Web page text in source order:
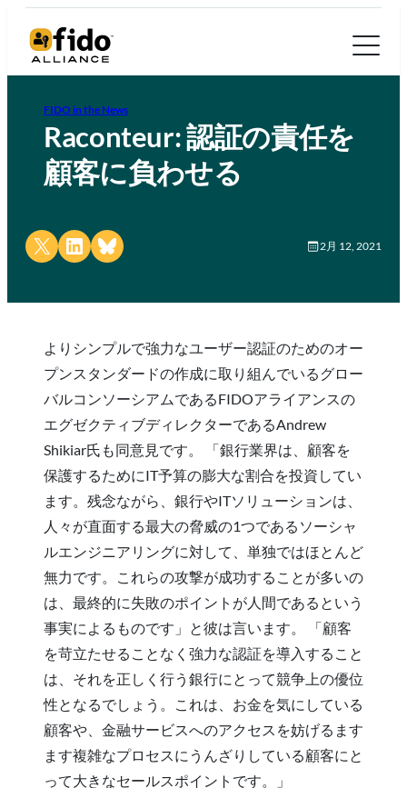
FIDO in the News
Raconteur: 認証の責任を
顧客に負わせる
Share on X Share on LinkedIn
Share on Bluesky 2月 12, 2021
よりシンプルで強力なユーザー認証のためのオー
プンスタンダードの作成に取り組んでいるグロー
バルコンソーシアムであるFIDOアライアンスの
エグゼクティブディレクターであるAndrew
Shikiar氏も同意見です。 「銀行業界は、顧客を
保護するためにIT予算の膨大な割合を投資してい
ます。残念ながら、銀行やITソリューションは、
人々が直面する最大の脅威の1つであるソーシャ
ルエンジニアリングに対して、単独ではほとんど
無力です。これらの攻撃が成功することが多いの
は、最終的に失敗のポイントが人間であるという
事実によるものです」と彼は言います。 「顧客
を苛立たせることなく強力な認証を導入すること
は、それを正しく行う銀行にとって競争上の優位
性となるでしょう。これは、お金を気にしている
顧客や、金融サービスへのアクセスを妨げるます
ます複雑なプロセスにうんざりしている顧客にと
って大きなセールスポイントです。」